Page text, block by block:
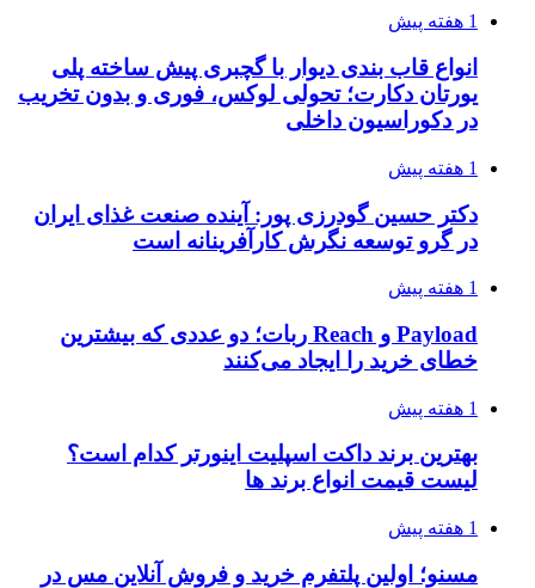
1 هفته پیش
انواع قاب بندی دیوار با گچبری پیش ساخته پلی
یورتان دکارت؛ تحولی لوکس، فوری و بدون تخریب
در دکوراسیون داخلی
1 هفته پیش
دکتر حسین گودرزی پور: آینده صنعت غذای ایران
در گرو توسعه نگرش کارآفرینانه است
1 هفته پیش
Payload و Reach ربات؛ دو عددی که بیشترین
خطای خرید را ایجاد می‌کنند
1 هفته پیش
بهترین برند داکت اسپلیت اینورتر کدام است؟
لیست قیمت انواع برند ها
1 هفته پیش
مسنو؛ اولین پلتفرم خرید و فروش آنلاین مس در